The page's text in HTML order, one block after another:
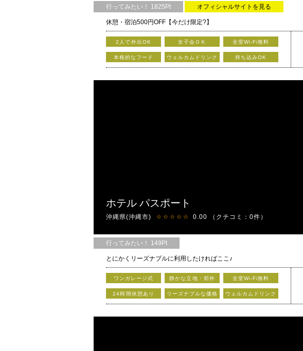
行ってみたい！ 1825Pt オフィシャルサイトを見る
休憩・宿泊500円OFF【今だけ限定?】
綺麗で清潔なルームと、今まで以上に充実したサービスが自慢！
2人で外出OK 女子会ＯＫ 全室Wi-Fi無料
本格的なフード ウェルカムドリンク 持ち込みOK
ホテル パスポート
沖縄県(沖縄市) ☆☆☆☆☆ 0.00 （クチコミ：0件）
行ってみたい！ 149Pt
とにかくリーズナブルに利用したければここ♪
14室全室がコンセプトの異なる内装でいつでも楽しめる！
ワンガレージ式 静かな立地・郊外 全室Wi-Fi無料
24時間休憩あり リーズナブルな価格 ウェルカムドリンク